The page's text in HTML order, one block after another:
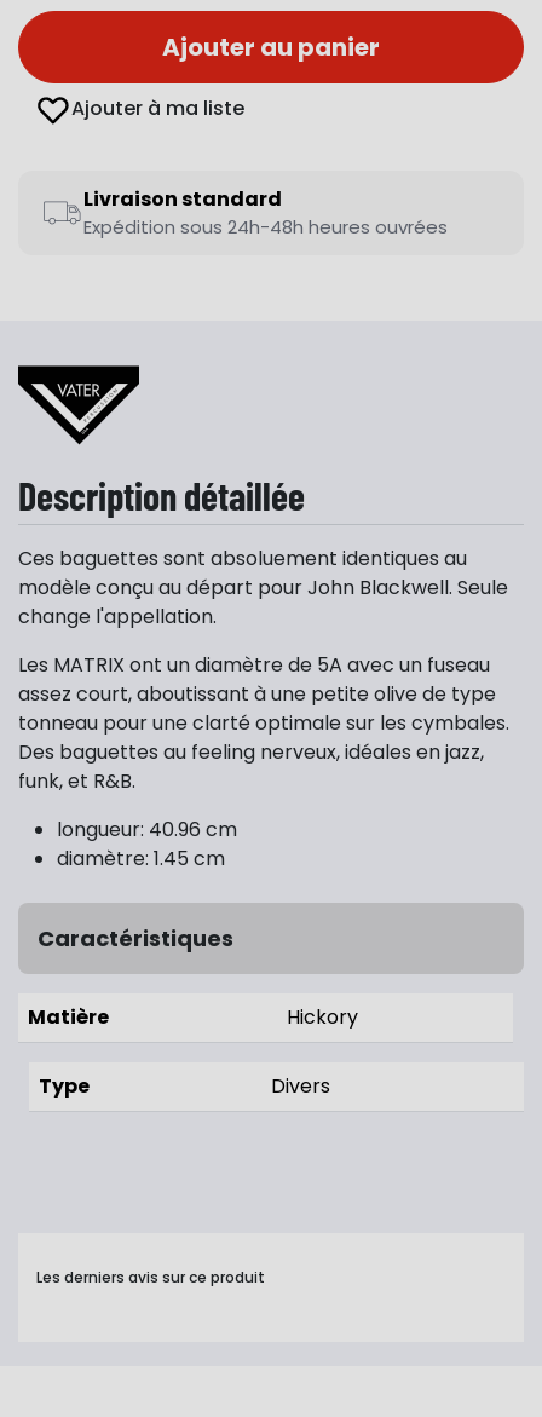
Ajouter au panier
Ajouter à ma liste
Livraison standard
Expédition sous 24h-48h heures ouvrées
Description détaillée
Ces baguettes sont absoluement identiques au
modèle conçu au départ pour John Blackwell. Seule
change l'appellation.
Les MATRIX ont un diamètre de 5A avec un fuseau
assez court, aboutissant à une petite olive de type
tonneau pour une clarté optimale sur les cymbales.
Des baguettes au feeling nerveux, idéales en jazz,
funk, et R&B.
longueur: 40.96 cm
diamètre: 1.45 cm
Caractéristiques
Matière Hickory
Type Divers
Les derniers avis sur ce produit